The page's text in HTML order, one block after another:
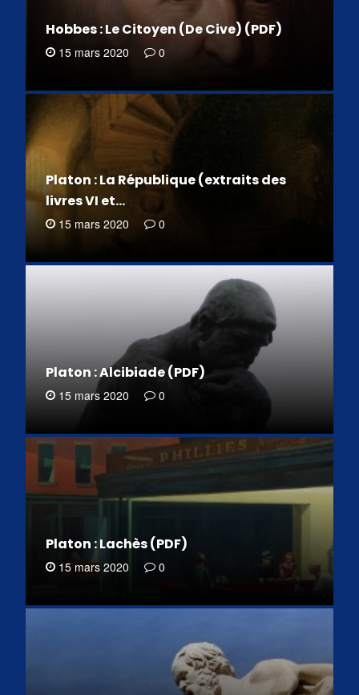
Hobbes : Le Citoyen (De Cive) (PDF)
15 mars 2020 0
Platon : La République (extraits des
livres VI et…
15 mars 2020 0
Platon : Alcibiade (PDF)
15 mars 2020 0
Platon : Lachès (PDF)
15 mars 2020 0